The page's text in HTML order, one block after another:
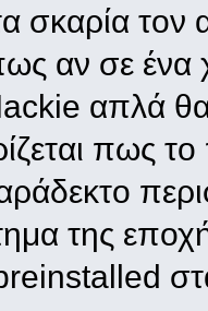
σκαρία τον
αν σε
απλά
πως
της